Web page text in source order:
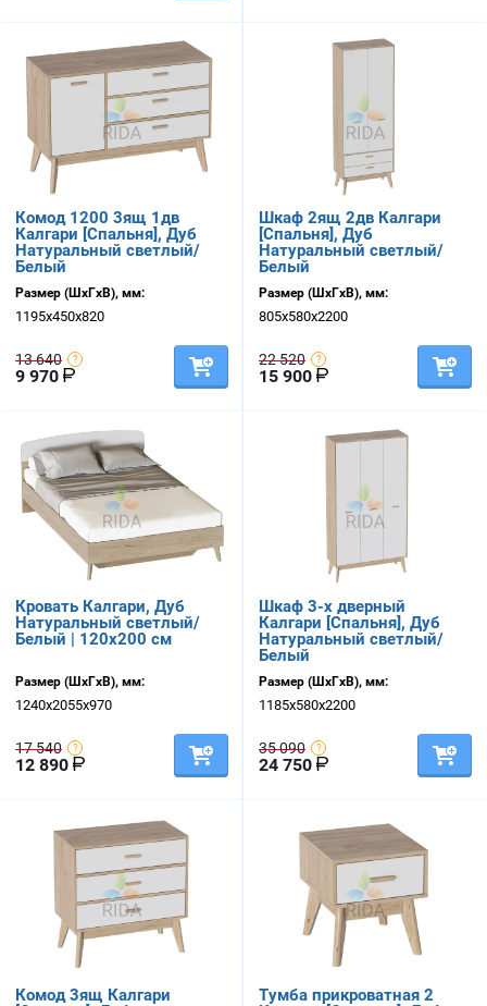
Комод 1200 3ящ 1дв
Калгари [Спальня], Дуб
Натуральный светлый/
Белый
Размер (ШхГхВ), мм:
1195х450х820
13 640
9 970
Шкаф 2ящ 2дв Калгари
[Спальня], Дуб
Натуральный светлый/
Белый
Размер (ШхГхВ), мм:
805х580х2200
22 520
15 900
Кровать Калгари, Дуб
Натуральный светлый/
Белый | 120х200 см
Размер (ШхГхВ), мм:
1240х2055х970
17 540
12 890
Шкаф 3-х дверный
Калгари [Спальня], Дуб
Натуральный светлый/
Белый
Размер (ШхГхВ), мм:
1185х580х2200
35 090
24 750
Комод 3ящ Калгари
Тумба прикроватная 2